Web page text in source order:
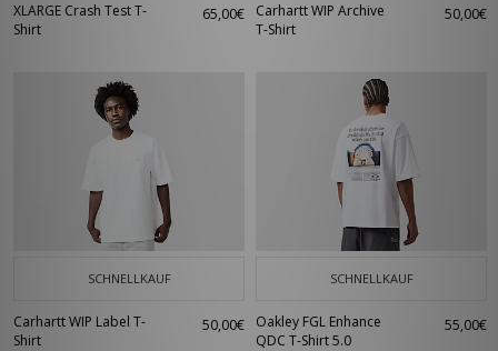
XLARGE Crash Test T-
Shirt
65,00€
Carhartt WIP Archive
T-Shirt
50,00€
SCHNELLKAUF
Carhartt WIP Label T-
Shirt
50,00€
SCHNELLKAUF
Oakley FGL Enhance
QDC T-Shirt 5.0
55,00€